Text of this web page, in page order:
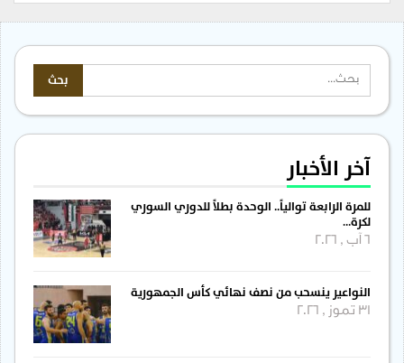
آخر الأخبار
للمرة الرابعة توالياً.. الوحدة بطلاً للدوري السوري
لكرة…
النواعير ينسحب من نصف نهائي كأس الجمهورية
31 تموز , 2026